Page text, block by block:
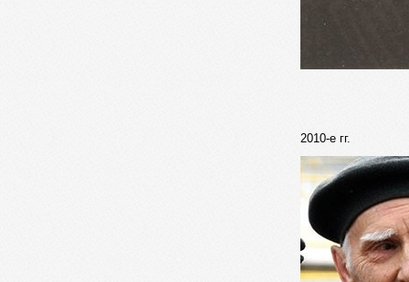
2010-е гг.